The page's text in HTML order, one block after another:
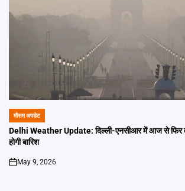
POSTED
IN
मौसम अपडेट
Delhi Weather Update: दिल्ली-एनसीआर में आज से फिर
होगी बारिश
on
May 9, 2026